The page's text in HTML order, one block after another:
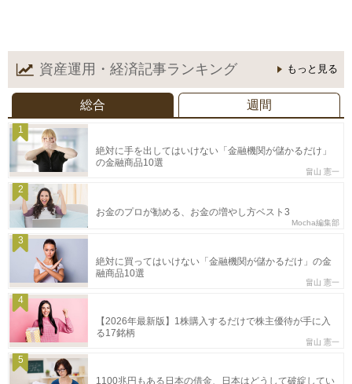
資産運用・経済記事ランキング もっと見る
総合 週間
1
絶対に手を出してはいけない「金融機関が儲かるだけ」
の金融商品10選
畠山 憲一
2
お金のプロが勧める、お金の増やし方ベスト3
Mocha編集部
3
絶対に買ってはいけない「金融機関が儲かるだけ」の金
融商品10選
畠山 憲一
4
【2026年最新版】1株購入するだけで株主優待が手に入
る17銘柄
畠山 憲一
5
1100兆円もある日本の借金、日本はどうして破綻してい